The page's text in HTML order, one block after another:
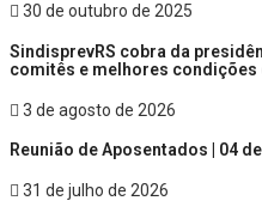
30 de outubro de 2025
SindisprevRS cobra da
comitês e melhores condições
3 de agosto de 2026
Reunião de Aposentados | 04
31 de julho de 2026